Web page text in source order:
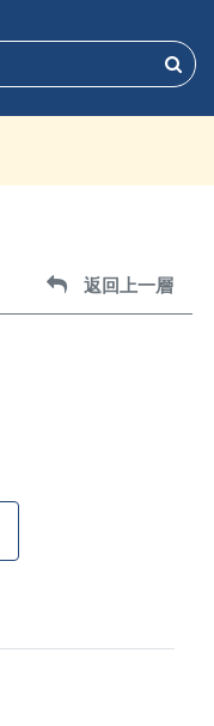
搜尋
返回上一層
返回上一層